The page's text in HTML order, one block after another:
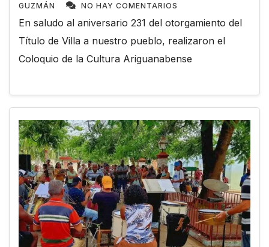
GUZMÁN NO HAY COMENTARIOS
En saludo al aniversario 231 del otorgamiento del
Título de Villa a nuestro pueblo, realizaron el
Coloquio de la Cultura Ariguanabense